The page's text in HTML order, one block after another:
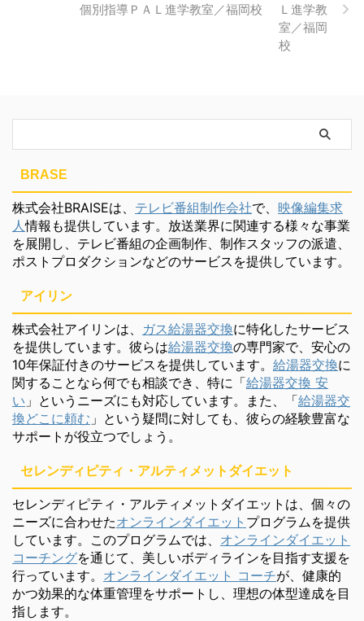
個別指導ＰＡＬ進学教室／福岡校
BRASE
株式会社BRAISEは、 テレビ番組制作会社で、 映像編集求
人情報も提供しています。放送業界に関連する様々な事業
を展開し、テレビ番組の企画制作、制作スタッフの派遣、
ポストプロダクションなどのサービスを提供しています。
アイリン
株式会社アイリンは、 ガス給湯器交換に特化したサービス
を提供しています。彼らは給湯器交換の専門家で、安心の
10年保証付きのサービスを提供しています。 給湯器交換に
関することなら何でも相談でき、特に「給湯器交換 安
い 」というニーズにも対応しています。また、「給湯器交
換どこに頼む 」という疑問に対しても、彼らの経験豊富な
サポートが役立つでしょう。
セレンディピティ・アルティメットダイエット
セレンディピティ・アルティメットダイエットは、個々の
ニーズに合わせたオンラインダイエット プログラムを提供
しています。このプログラムでは、 オンラインダイエット
コーチングを通じて、美しいボディラインを目指す支援を
行っています。 オンラインダイエット コーチが、健康的
かつ効果的な体重管理をサポートし、理想の体型達成を目
指します。